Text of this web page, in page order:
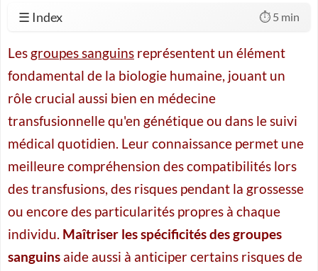
☰ Index ⏱️ 5 min
Les groupes sanguins représentent un élément
fondamental de la biologie humaine, jouant un
rôle crucial aussi bien en médecine
transfusionnelle qu'en génétique ou dans le suivi
médical quotidien. Leur connaissance permet une
meilleure compréhension des compatibilités lors
des transfusions, des risques pendant la grossesse
ou encore des particularités propres à chaque
individu. Maîtriser les spécificités des groupes
sanguins aide aussi à anticiper certains risques de